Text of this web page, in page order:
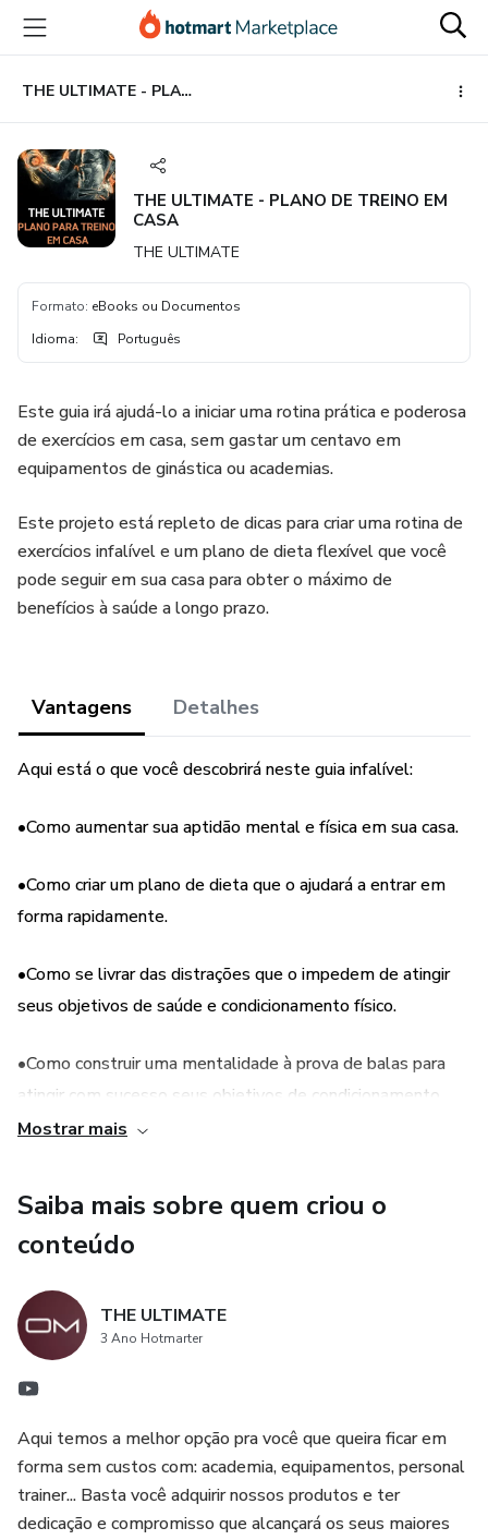
para
conteúdo
principal
para
pagamento
para
rodapé
THE ULTIMATE - PLANO DE TREINO EM CASA
THE ULTIMATE - PLANO DE TREINO EM
CASA
THE ULTIMATE
Formato: eBooks ou Documentos
Idioma: Português
Este guia irá ajudá-lo a iniciar uma rotina prática e poderosa
de exercícios em casa, sem gastar um centavo em
equipamentos de ginástica ou academias.
Este projeto está repleto de dicas para criar uma rotina de
exercícios infalível e um plano de dieta flexível que você
pode seguir em sua casa para obter o máximo de
benefícios à saúde a longo prazo.
Vantagens Detalhes
Aqui está o que você descobrirá neste guia infalível:
•Como aumentar sua aptidão mental e física em sua casa.
•Como criar um plano de dieta que o ajudará a entrar em
forma rapidamente.
•Como se livrar das distrações que o impedem de atingir
seus objetivos de saúde e condicionamento físico.
•Como construir uma mentalidade à prova de balas para
atingir com sucesso seus objetivos de condicionamento
físico de longo prazo
Mostrar mais
Saiba mais sobre quem criou o
conteúdo
THE ULTIMATE
3 Ano Hotmarter
Aqui temos a melhor opção pra você que queira ficar em
forma sem custos com: academia, equipamentos, personal
trainer... Basta você adquirir nossos produtos e ter
dedicação e compromisso que alcançará os seus maiores